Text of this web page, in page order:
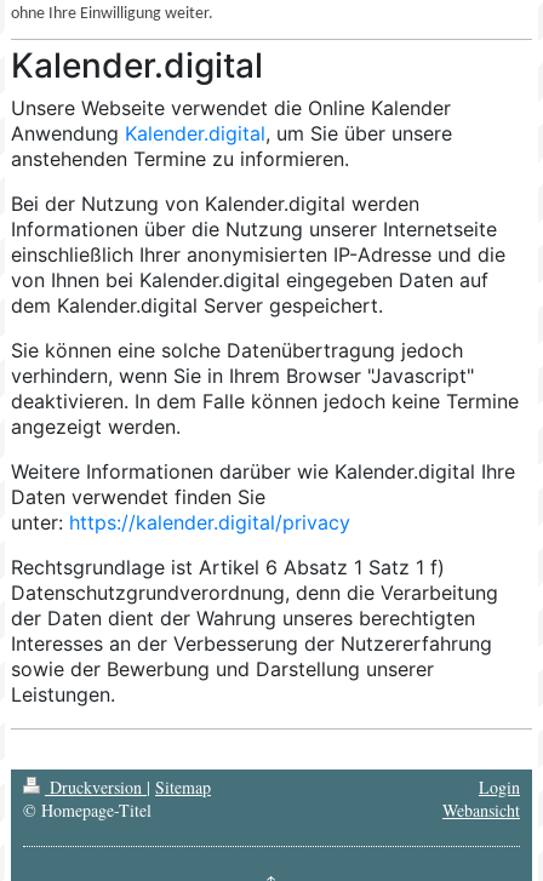
ohne Ihre Einwilligung weiter.
Kalender.digital
Unsere Webseite verwendet die Online Kalender
Anwendung Kalender.digital, um Sie über unsere
anstehenden Termine zu informieren.
Bei der Nutzung von Kalender.digital werden
Informationen über die Nutzung unserer Internetseite
einschließlich Ihrer anonymisierten IP-Adresse und die
von Ihnen bei Kalender.digital eingegeben Daten auf
dem Kalender.digital Server gespeichert.
Sie können eine solche Datenübertragung jedoch
verhindern, wenn Sie in Ihrem Browser "Javascript"
deaktivieren. In dem Falle können jedoch keine Termine
angezeigt werden.
Weitere Informationen darüber wie Kalender.digital Ihre
Daten verwendet finden Sie
unter: https://kalender.digital/privacy
Rechtsgrundlage ist Artikel 6 Absatz 1 Satz 1 f)
Datenschutzgrundverordnung, denn die Verarbeitung
der Daten dient der Wahrung unseres berechtigten
Interesses an der Verbesserung der Nutzererfahrung
sowie der Bewerbung und Darstellung unserer
Leistungen.
Druckversion | Sitemap
© Homepage-Titel
Login
Webansicht